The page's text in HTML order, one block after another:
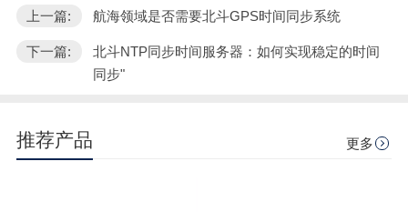
上一篇: 航海领域是否需要北斗GPS时间同步系统
下一篇:
北斗NTP同步时间服务器：如何实现稳定的时间
同步"
推荐产品 更多